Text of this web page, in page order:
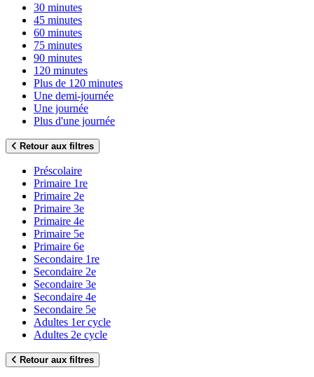
30 minutes
45 minutes
60 minutes
75 minutes
90 minutes
120 minutes
Plus de 120 minutes
Une demi-journée
Une journée
Plus d'une journée
Retour aux filtres
Préscolaire
Primaire 1re
Primaire 2e
Primaire 3e
Primaire 4e
Primaire 5e
Primaire 6e
Secondaire 1re
Secondaire 2e
Secondaire 3e
Secondaire 4e
Secondaire 5e
Adultes 1er cycle
Adultes 2e cycle
Retour aux filtres